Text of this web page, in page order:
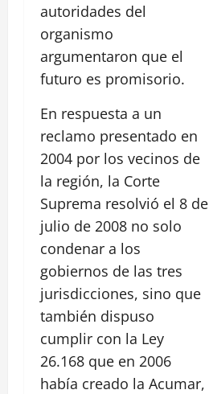
autoridades del
organismo
argumentaron que el
futuro es promisorio.
En respuesta a un
reclamo presentado en
2004 por los vecinos de
la región, la Corte
Suprema resolvió el 8 de
julio de 2008 no solo
condenar a los
gobiernos de las tres
jurisdicciones, sino que
también dispuso
cumplir con la Ley
26.168 que en 2006
había creado la Acumar,